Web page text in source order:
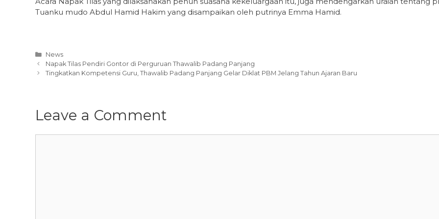
Tuanku mudo Abdul Hamid Hakim yang disampaikan oleh putrinya Emma Hamid.
Categories
News
Napak Tilas Pendiri Gontor di Perguruan Thawalib Padang Panjang
Tingkatkan Kompetensi Guru, Thawalib Padang Panjang Gelar Diklat PBM Jelang Tahun Ajaran Baru
Leave a Comment